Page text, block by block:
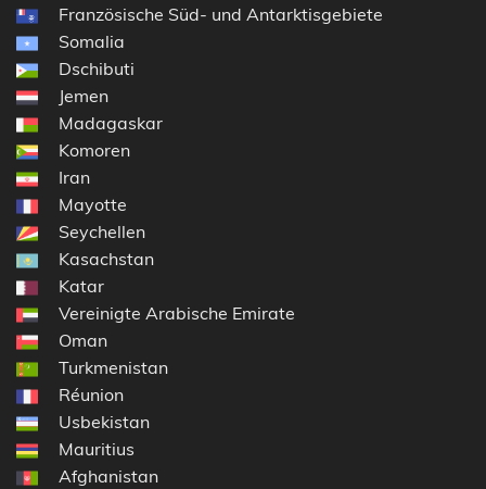
Französische Süd- und Antarktisgebiete
Somalia
Dschibuti
Jemen
Madagaskar
Komoren
Iran
Mayotte
Seychellen
Kasachstan
Katar
Vereinigte Arabische Emirate
Oman
Turkmenistan
Réunion
Usbekistan
Mauritius
Afghanistan